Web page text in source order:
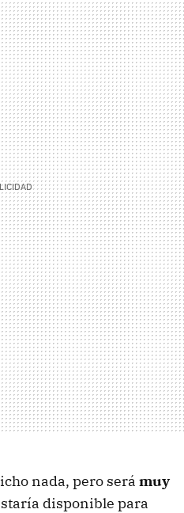
nada, pero será muy
disponible para